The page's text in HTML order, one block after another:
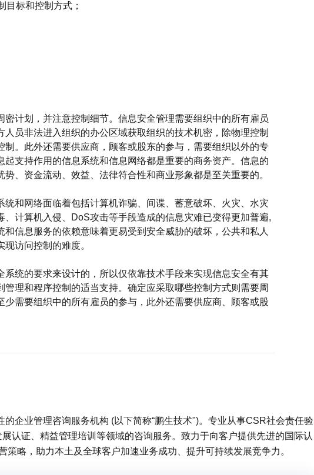
目标和控制方式；
计划，并注意控制细节。信息安全管理需要组织中的所有雇员
员非法进入组织的办公区域获取组织的技术机密，除物理控制
。此外还需要供应商，顾客或股东的参与，需要组织以外的专
支持作用的信息系统和信息网络都是重要的商务资产。信息的
、资金流动、效益、法律符合性和商业形象都是至关重要的。
和网络面临着包括计算机诈骗、间谍、蓄意破坏、火灾、水灾
计算机入侵、DoS攻击等手段造成的信息灾难已变得更加普遍,
信息服务的依赖意味着更易受到安全威胁的破坏，公共和私人
访问控制的难度。
统的要求来设计的，所以仅依靠技术手段来实现信息安全有其
理和程序控制的适当支持。确定应采取哪些控制方式则需要周
少需要组织中的所有雇员的参与，此外还需要供应商、顾客或股
企业管理咨询服务机构 (以下简称“鹏生技术")。专业从事CSR社会责任验
认证、精益管理培训等领域的咨询服务。致力于向客户提供先进的国际认
策略，助力本土及全球客户加速业务成功、提升可持续发展竞争力。